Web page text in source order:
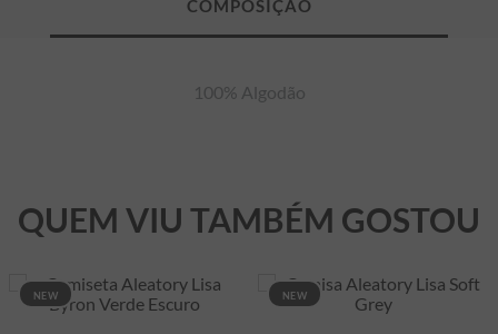
100% Algodão
QUEM VIU TAMBÉM GOSTOU
NEW NEW